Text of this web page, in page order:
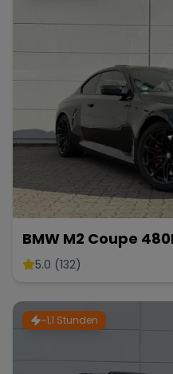
BMW M2 Coupe
5.0 (132)
~1,1 Stunden